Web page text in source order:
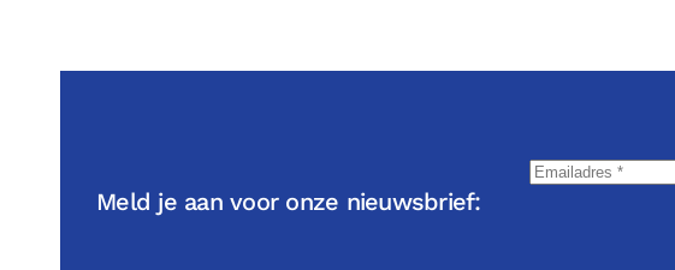
Meld je aan voor onze nieuwsbrief: